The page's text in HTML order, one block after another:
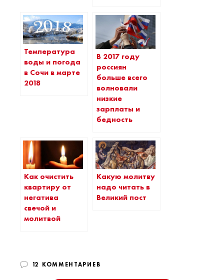
Температура
воды и погода
в Сочи в марте
2018
В 2017 году
россиян
больше всего
волновали
низкие
зарплаты и
бедность
Как очистить
квартиру от
негатива
свечой и
молитвой
Какую молитву
надо читать в
Великий пост
12 КОММЕНТАРИЕВ